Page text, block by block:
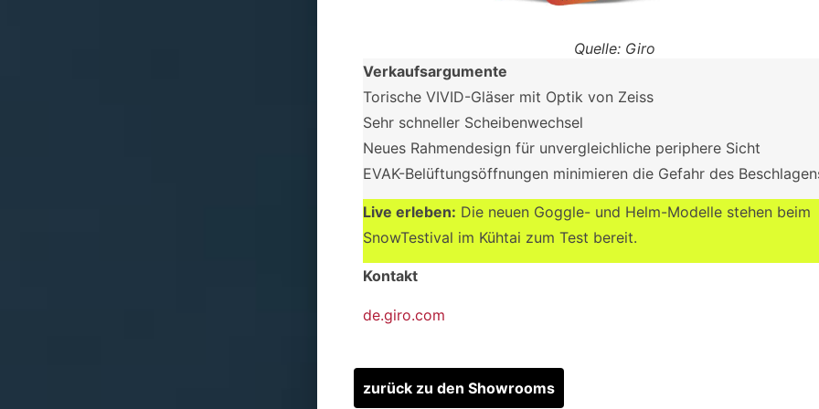
Quelle: Giro
Verkaufsargumente
Torische VIVID-Gläser mit Optik von Zeiss
Sehr schneller Scheibenwechsel
Neues Rahmendesign für unvergleichliche periphere Sicht
EVAK-Belüftungsöffnungen minimieren die Gefahr des
Live erleben: Die neuen Goggle- und Helm-Modelle stehen beim
SnowTestival im Kühtai zum Test bereit.
Kontakt
de.giro.com
zurück zu den Showrooms